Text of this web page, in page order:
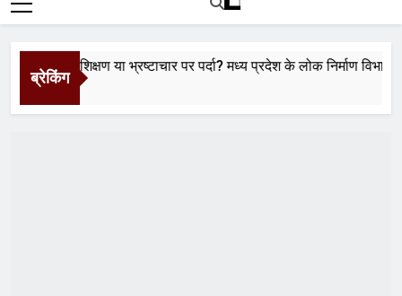
News Portal
ब्रेकिंग
प्रशिक्षण या भ्रष्टाचार पर पर्दा? मध्य प्रदेश के लोक निर्माण विभाग पर उठे